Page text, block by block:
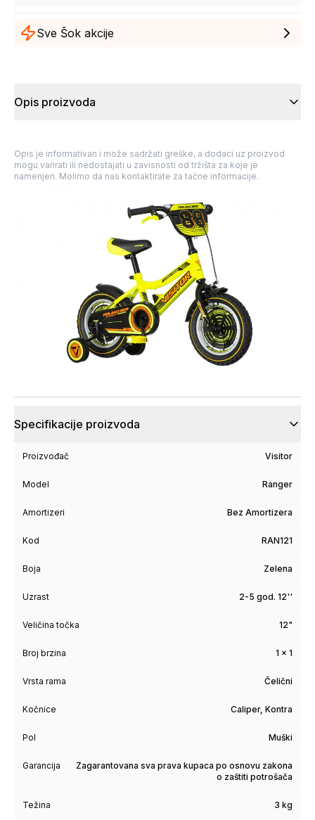
Sve Šok akcije
Opis proizvoda
Opis je informativan i može sadržati greške, a dodaci uz proizvod
mogu varirati ili nedostajati u zavisnosti od tržišta za koje je
namenjen. Molimo da nas kontaktirate za tačne informacije.
Specifikacije proizvoda
Proizvođač Visitor
Model Ranger
Amortizeri Bez Amortizera
Kod RAN121
Boja Zelena
Uzrast 2-5 god. 12''
Veličina točka 12"
Broj brzina 1 x 1
Vrsta rama Čelični
Kočnice Caliper, Kontra
Pol Muški
Garancija
Zagarantovana sva prava kupaca po osnovu zakona
o zaštiti potrošača
Težina 3 kg